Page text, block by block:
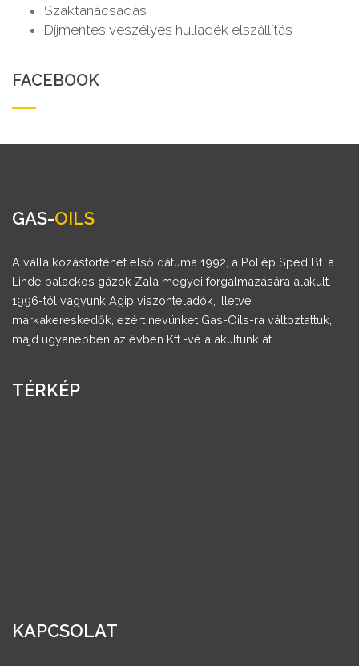
Szaktanácsadás
Díjmentes veszélyes hulladék elszállítás
FACEBOOK
GAS-OILS
A vállalkozástörténet első dátuma 1992, a Poliép Sped Bt. a
Linde palackos gázok Zala megyei forgalmazására alakult.
1996-tól vagyunk Agip viszonteladók, illetve
márkakereskedők, ezért nevünket Gas-Oils-ra változtattuk,
majd ugyanebben az évben Kft.-vé alakultunk át.
TÉRKÉP
KAPCSOLAT